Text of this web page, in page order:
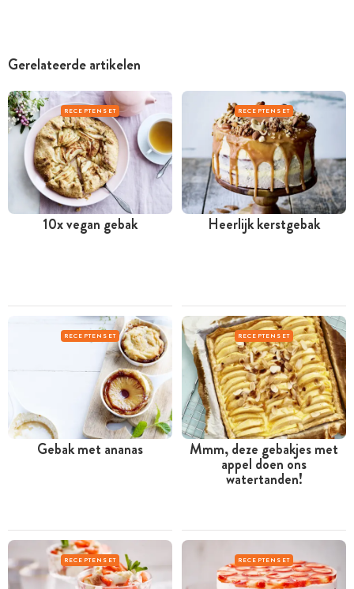
Gerelateerde artikelen
RECEPTENSET
10x vegan gebak
RECEPTENSET
Heerlijk kerstgebak
RECEPTENSET
Gebak met ananas
RECEPTENSET
Mmm, deze gebakjes met
appel doen ons
watertanden!
RECEPTENSET RECEPTENSET